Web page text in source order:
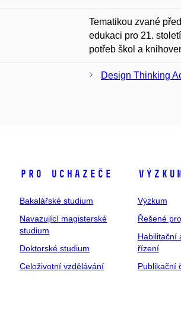
Tematikou zvané
edukaci pro 21.
potřeb škol a
Design Thinking
Pro uchazeče
Bakalářské studium
Navazující magisterské
studium
Doktorské studium
Celoživotní vzdělávání
Výzkum
Řešené
Habilitační
řízení
Publikační